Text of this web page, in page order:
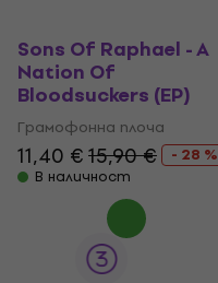
Sons Of Raphael - A
Nation Of
Bloodsuckers (EP)
Грамофонна плоча
11,40 €15,90 €
- 28 %
В наличност